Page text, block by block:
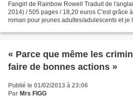
Fangirl de Rainbow Rowell Traduit de
2014) / 505 pages / 18,20 euros C'est grâce
roman pour jeunes adultes/adulescents et je
« Parce que même les
faire de bonnes actions »
Publié le 01/02/2013 à 23:06
Par Mrs FIGG